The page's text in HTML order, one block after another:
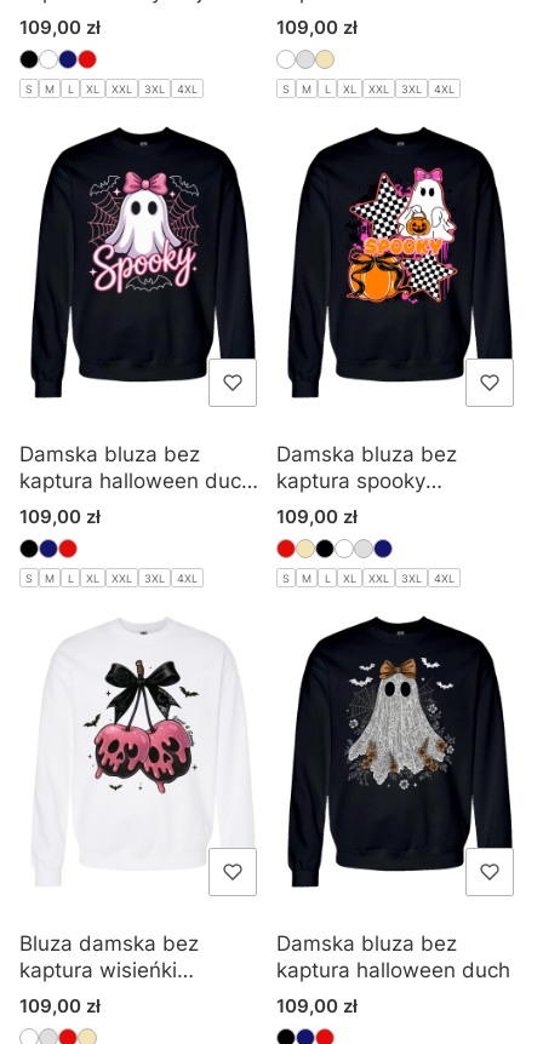
czarownica
Cena
109,00 zł
S M L XL XXL 3XL 4XL
wiedźmy
Cena
109,00 zł
S M L XL XXL 3XL 4XL
Damska bluza bez
kaptura halloween duch
spooky
Cena
109,00 zł
S M L XL XXL 3XL 4XL
Damska bluza bez
kaptura spooky
halloween duch
Cena
109,00 zł
S M L XL XXL 3XL 4XL
Bluza damska bez
kaptura wisieńki
halloween
Cena
109,00 zł
Damska bluza bez
kaptura halloween duch
Cena
109,00 zł